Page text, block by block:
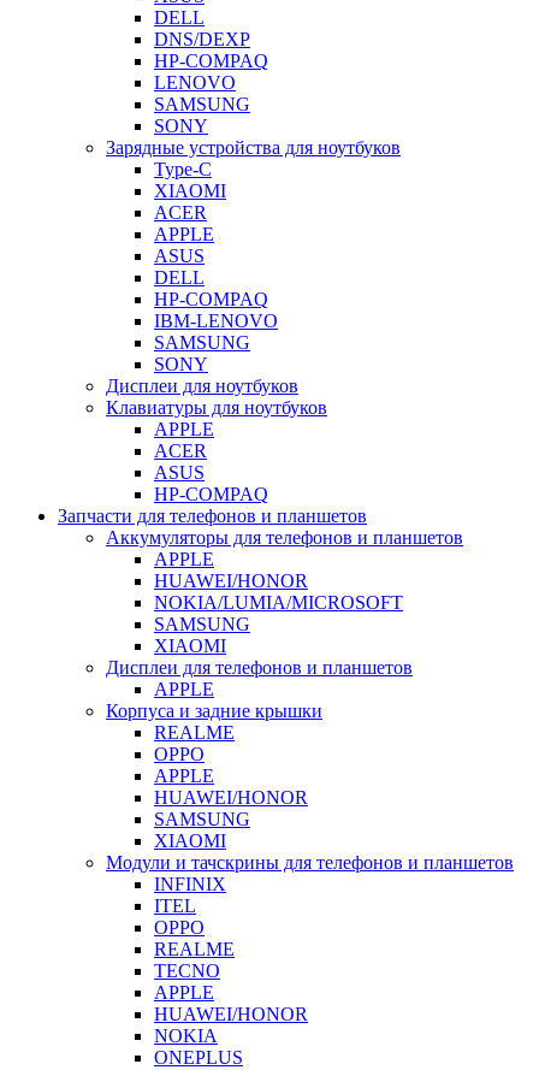
DELL
DNS/DEXP
HP-COMPAQ
LENOVO
SAMSUNG
SONY
Зарядные устройства для ноутбуков
Type-C
XIAOMI
ACER
APPLE
ASUS
DELL
HP-COMPAQ
IBM-LENOVO
SAMSUNG
SONY
Дисплеи для ноутбуков
Клавиатуры для ноутбуков
APPLE
ACER
ASUS
HP-COMPAQ
Запчасти для телефонов и планшетов
Аккумуляторы для телефонов и планшетов
APPLE
HUAWEI/HONOR
NOKIA/LUMIA/MICROSOFT
SAMSUNG
XIAOMI
Дисплеи для телефонов и планшетов
APPLE
Корпуса и задние крышки
REALME
OPPO
APPLE
HUAWEI/HONOR
SAMSUNG
XIAOMI
Модули и тачскрины для телефонов и планшетов
INFINIX
ITEL
OPPO
REALME
TECNO
APPLE
HUAWEI/HONOR
NOKIA
ONEPLUS